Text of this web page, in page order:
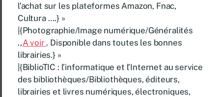
l’achat sur les plateformes Amazon, Fnac,
Cultura ….} »
|{Photographie/Image numérique/Généralités
.,A voir . Disponible dans toutes les bonnes
librairies.} »
|{BiblioTIC : l’informatique et l’Internet au service
des bibliothèques/Bibliothèques, éditeurs,
librairies et livres numériques, électroniques,